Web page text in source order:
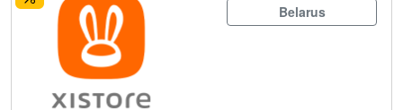
Belarus